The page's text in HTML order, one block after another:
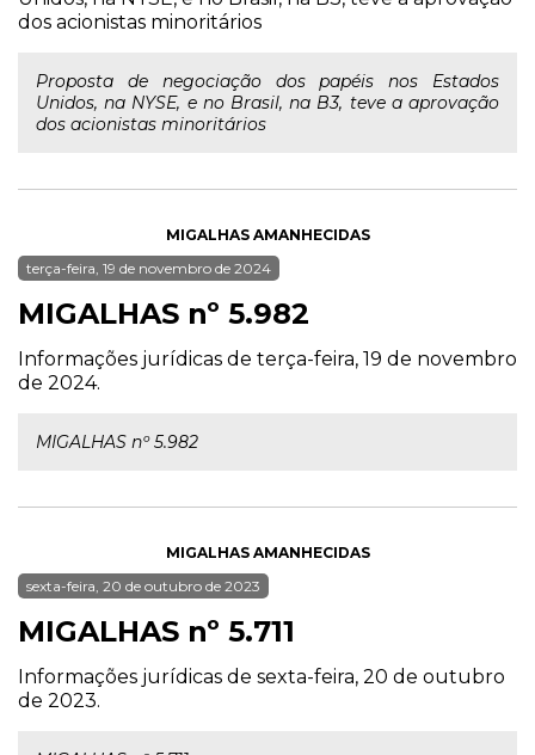
dos acionistas minoritários
Proposta de negociação dos papéis nos Estados
Unidos, na NYSE, e no Brasil, na B3, teve a aprovação
dos acionistas minoritários
MIGALHAS AMANHECIDAS
terça-feira, 19 de novembro de 2024
MIGALHAS nº 5.982
Informações jurídicas de terça-feira, 19 de novembro
de 2024.
MIGALHAS nº 5.982
MIGALHAS AMANHECIDAS
sexta-feira, 20 de outubro de 2023
MIGALHAS nº 5.711
Informações jurídicas de sexta-feira, 20 de outubro
de 2023.